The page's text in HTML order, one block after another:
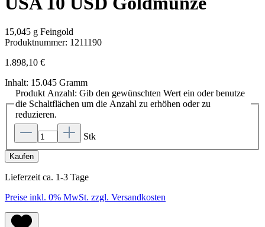
15,045 g Feingold
Produktnummer: 1211190
1.898,10 €
Inhalt: 15.045 Gramm
Produkt Anzahl: Gib den gewünschten Wert ein oder benutze
die Schaltflächen um die Anzahl zu erhöhen oder zu
reduzieren.
Stk
Kaufen
Lieferzeit ca. 1-3 Tage
Preise inkl. 0% MwSt. zzgl. Versandkosten